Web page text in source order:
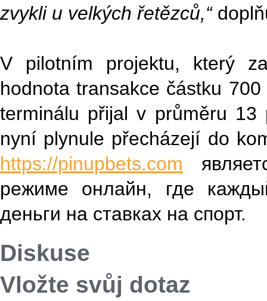
zvykli u velkých řetězců,“
V pilotním projektu, který
hodnota transakce částku
terminálu přijal v průměru 13
nyní plynule přecházejí do
https://pinupbets.com
режиме онлайн, где
деньги на ставках на спорт.
Diskuse
Vložte svůj dotaz